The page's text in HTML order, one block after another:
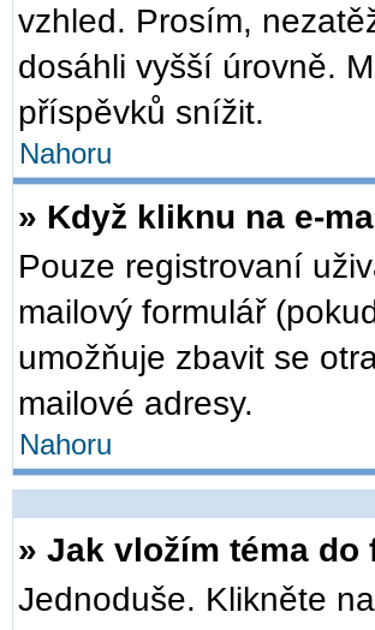
vzhled. Prosím,
dosáhli vyšší úrovně.
příspěvků snížit.
Nahoru
» Když kliknu na e-
Pouze registrovaní
mailový formulář
umožňuje zbavit se
mailové adresy.
Nahoru
» Jak vložím téma do
Jednoduše. Klikněte